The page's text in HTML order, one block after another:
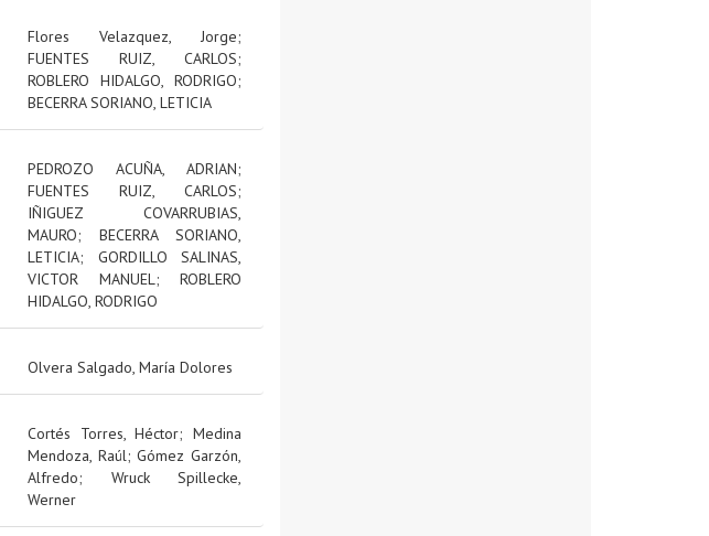
Flores Velazquez, Jorge;
FUENTES RUIZ, CARLOS;
ROBLERO HIDALGO, RODRIGO;
BECERRA SORIANO, LETICIA
PEDROZO ACUÑA, ADRIAN;
FUENTES RUIZ, CARLOS;
IÑIGUEZ COVARRUBIAS,
MAURO; BECERRA SORIANO,
LETICIA; GORDILLO SALINAS,
VICTOR MANUEL; ROBLERO
HIDALGO, RODRIGO
Olvera Salgado, María Dolores
Cortés Torres, Héctor;Medina
Mendoza, Raúl;Gómez Garzón,
Alfredo; Wruck Spillecke,
Werner